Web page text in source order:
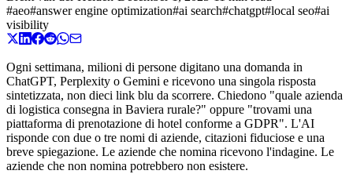
#aeo#answer engine optimization#ai search#chatgpt#local seo#ai
visibility
Ogni settimana, milioni di persone digitano una domanda in
ChatGPT, Perplexity o Gemini e ricevono una singola risposta
sintetizzata, non dieci link blu da scorrere. Chiedono "quale azienda
di logistica consegna in Baviera rurale?" oppure "trovami una
piattaforma di prenotazione di hotel conforme a GDPR". L'AI
risponde con due o tre nomi di aziende, citazioni fiduciose e una
breve spiegazione. Le aziende che nomina ricevono l'indagine. Le
aziende che non nomina potrebbero non esistere.